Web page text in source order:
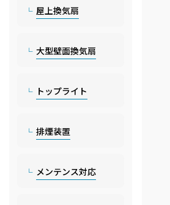
屋上換気扇
大型壁面換気扇
トップライト
排煙装置
メンテンス対応